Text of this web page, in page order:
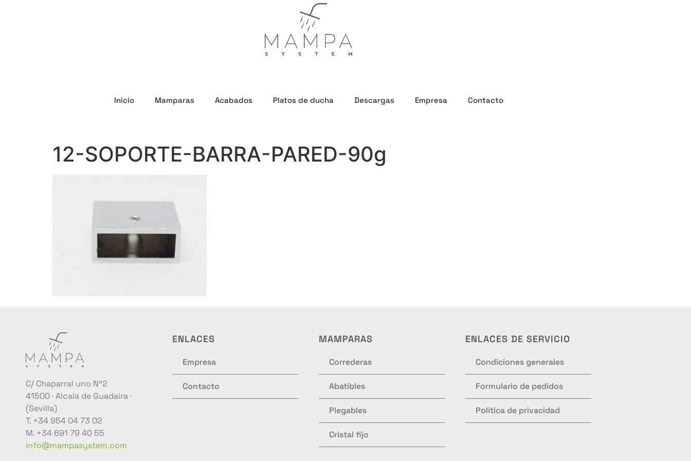
Inicio Mamparas Acabados Platos de ducha Descargas Empresa Contacto
12-SOPORTE-BARRA-PARED-90g
C/ Chaparral uno Nº2
41500 · Alcala de Guadaira ·
(Sevilla)
T. +34 954 04 73 02
M. +34 691 79 40 55
info@mampasystem.com
ENLACES
Empresa
Contacto
MAMPARAS
Correderas
Abatibles
Plegables
Cristal fijo
ENLACES DE SERVICIO
Condiciones generales
Formulario de pedidos
Política de privacidad